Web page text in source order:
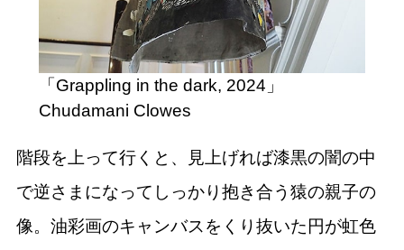
「Grappling in the dark, 2024」
Chudamani Clowes
階段を上って行くと、見上げれば漆黒の闇の中
で逆さまになってしっかり抱き合う猿の親子の
像。油彩画のキャンバスをくり抜いた円が虹色